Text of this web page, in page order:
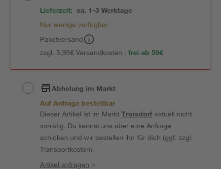
Lieferzeit: ca. 1-3 Werktage
Nur wenige verfügbar
Paketversand
zzgl. 5,95€ Versandkosten | frei ab 59€
Abholung im Markt
Auf Anfrage bestellbar
Dieser Artikel ist im MarktTroisdorfaktuell nicht
vorrätig. Du kannst uns aber eine Anfrage
schicken und wir bestellen ihn für dich (ggf. zzgl.
Transportkosten).
Artikel anfragen >